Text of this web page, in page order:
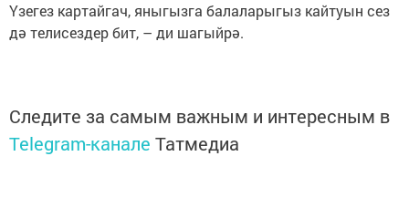
Үзегез картайгач, яныгызга балаларыгыз кайтуын сез
дә телисездер бит, – ди шагыйрә.
Следите за самым важным и интересным в
Telegram-канале Татмедиа